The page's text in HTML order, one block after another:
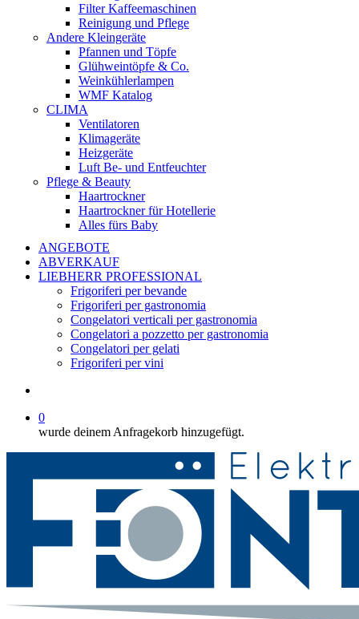
Filter Kaffeemaschinen
Reinigung und Pflege
Andere Kleingeräte
Pfannen und Töpfe
Glühweintöpfe & Co.
Weinkühlerlampen
WMF Katalog
CLIMA
Ventilatoren
Klimageräte
Heizgeräte
Luft Be- und Entfeuchter
Pflege & Beauty
Haartrockner
Haartrockner für Hotellerie
Alles fürs Baby
ANGEBOTE
ABVERKAUF
LIEBHERR PROFESSIONAL
Frigoriferi per bevande
Frigoriferi per gastronomia
Congelatori verticali per gastronomia
Congelatori a pozzetto per gastronomia
Congelatori per gelati
Frigoriferi per vini
0
wurde deinem Anfragekorb hinzugefügt.